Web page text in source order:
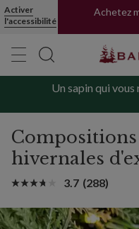
Activer
l'accessibilité
Achetez
Un sapin qui vous
Compositions
hivernales
3.7 (288)